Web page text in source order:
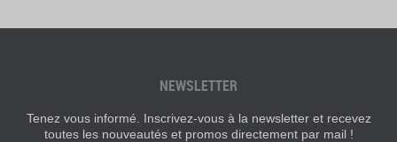
NEWSLETTER
Tenez vous informé. Inscrivez-vous à la newsletter et recevez
toutes les nouveautés et promos directement par mail !